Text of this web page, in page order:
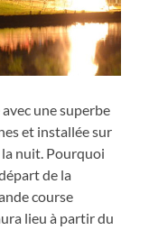
une superbe
et installée sur
la nuit. Pourquoi
de la
course
lieu à partir du